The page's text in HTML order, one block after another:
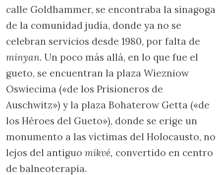
calle Goldhammer, se encontraba la sinagoga
de la comunidad judía, donde ya no se
celebran servicios desde 1980, por falta de
minyan. Un poco más allá, en lo que fue el
gueto, se encuentran la plaza Wiezniow
Oswiecima («de los Prisioneros de
Auschwitz») y la plaza Bohaterow Getta («de
los Héroes del Gueto»), donde se erige un
monumento a las víctimas del Holocausto, no
lejos del antiguo mikvé, convertido en centro
de balneoterapia.